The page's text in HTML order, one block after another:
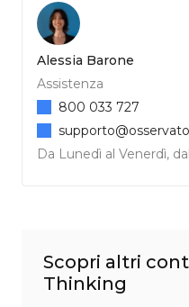
Alessia Barone
Assistenza
Da Lunedì al Venerdì,
800 033 727
Scopri altri
Thinking